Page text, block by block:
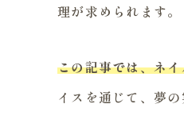
理が求められます。
この記事では、ネ
イスを通じて、夢